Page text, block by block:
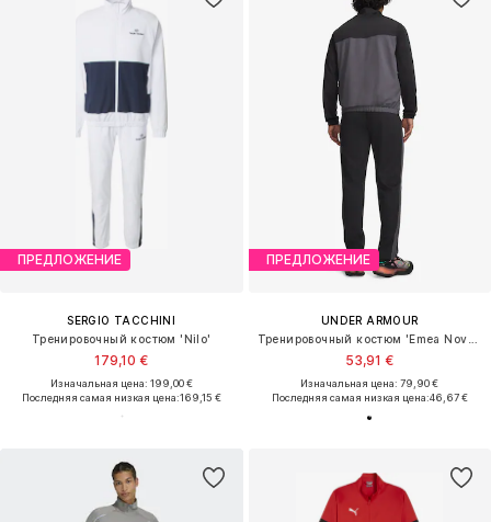
ПРЕДЛОЖЕНИЕ
SERGIO TACCHINI
Тренировочный костюм 'Nilo'
179,10 €
Изначальная цена: 199,00 €
Последняя самая низкая цена:169,15 €
ПРЕДЛОЖЕНИЕ
UNDER ARMOUR
53,91 €
Изначальная цена: 79,90 €
Последняя самая низкая цена:46,67 €